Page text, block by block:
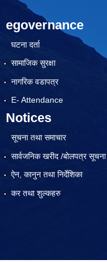
egovernance
घटना दर्ता
सामाजिक सुरक्षा
नागरिक वडापत्र
E- Attendance
Notices
सूचना तथा समाचार
सार्वजनिक खरीद /बोलपत्र सूचना
ऐन, कानुन तथा निर्देशिका
कर तथा शुल्कहरु